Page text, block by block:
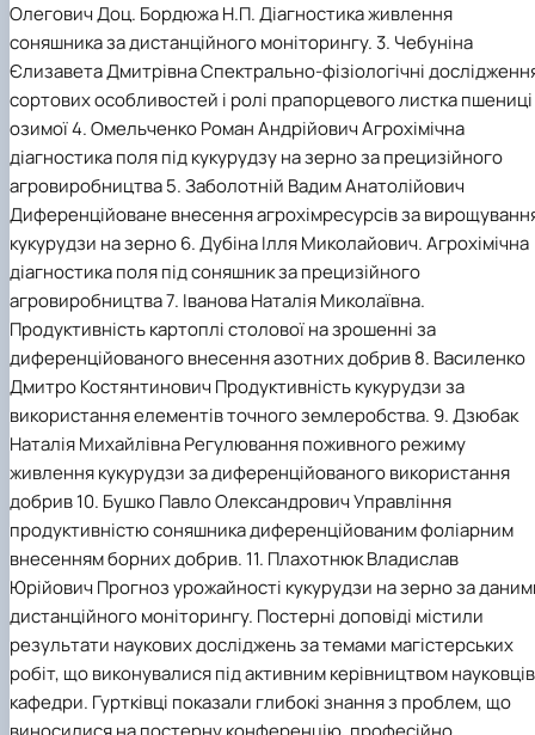
Іноземні мови
Працевлаштування
Їдальні та буфети
Студентські квитки
Центр вивчення мов
Психологічна підтримка
Інклюзивне середовище
Рада молодих вчених
Наукові школи
Стартап школа НУБіП України
Методичні рекомендації, пам'ятки
Форми документів
Патентно-ліцензійна діяльність
ЦКНО «Агропромисловий комплекс, лісове і
садово-паркове господарство, ветеринарна
медицина»
Обладнання НУБіП України
Біоетична комісія
Наукові видання
Досліднику та автору
Звіт про проведення НТЗ
Наукові журнали НУБіП України
Наукові журнали НУБіП України (English)
Пам'ятка про проведення науково-
заходів
Порядок планування та організації
проведення НТЗ
Результати науково-технічних заходів
Монографії
Наука для бізнесу
Каталог наукових послуг
«SEB-2024»
«SEB-2025»
Наглядова рада
Рада роботодавців
Благодійний фонд «Голосіївська ініціатива
2020»
Історія університету
Видатні випускники та працівники
Звіт ректора
Пам'яті захисників України
Почесні доктори і професори НУБіП України
Пресслужба
Університетський кур'єр
Вибори ректора
Програма розвитку університету
ініціатива – 2025»
Доступ до публічної інформації
Державні закупівлі
Офіційна символіка
Антикорупційні заходи
Уповноважена особа з питань запобігання
виявлення корупції
Положення про антикорупційного
уповноваженого НУБіП України
Національні нормативно-правові акти
Нормативно-правові акти НУБіП України
Інформаційні ресурси НАЗК
Методичні роз’яснення НАЗК
Антикорупційні заходи
Гендерна радниця
Контактна інформація
Олегович Доц. Бордюжа Н.П. Діагностика живлення
соняшника за дистанційного моніторингу. 3. Чебуніна
Єлизавета Дмитрівна Спектрально-фізіологічні
сортових особливостей і ролі прапорцевого листка пшениці
озимої 4. Омельченко Роман Андрійович Агрохімічна
діагностика поля під кукурудзу на зерно за прецизійного
агровиробництва 5. Заболотній Вадим Анатолійович
Диференційоване внесення агрохімресурсів за
кукурудзи на зерно 6. Дубіна Ілля Миколайович. Агрохімічна
діагностика поля під соняшник за прецизійного
агровиробництва 7. Іванова Наталія Миколаївна.
Продуктивність картоплі столової на зрошенні за
диференційованого внесення азотних добрив 8. Василенко
Дмитро Костянтинович Продуктивність кукурудзи за
використання елементів точного землеробства. 9. Дзюбак
Наталія Михайлівна Регулювання поживного режиму
живлення кукурудзи за диференційованого використання
добрив 10. Бушко Павло Олександрович Управління
продуктивністю соняшника диференційованим фоліарним
внесенням борних добрив. 11. Плахотнюк Владислав
Юрійович Прогноз урожайності кукурудзи на зерно за
дистанційного моніторингу. Постерні доповіді містили
результати наукових досліджень за темами магістерських
робіт, що виконувалися під активним керівництвом науковців
кафедри. Гуртківці показали глибокі знання з проблем, що